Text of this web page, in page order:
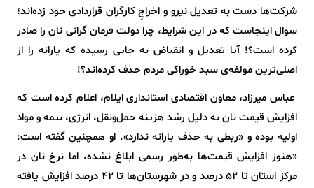
شرکت‌ها دست به تعدیل نیرو و اخراجِ کارگران قراردادی خود زده‌اند؛
سوال اینجاست که در این شرایط، چرا دولت فرمان گرانی نان را صادر
کرده است؟! آیا تعدیل و انقباض به جایی رسیده که یارانه را از
اصلی‌ترین مولفه‌ی سبد خوراکی مردم حذف کرده‌اند؟!
عباس میرزاد، معاون اقتصادی استانداری ایلام، اعلام کرده است که
افزایش قیمت نان به دلیل رشد هزینه حمل‌ونقل، انرژی، بیمه و مواد
اولیه بوده و «ربطی به حذف یارانه ندارد». او همچنین گفته است:
«هنوز افزایش قیمت‌ها به‌طور رسمی ابلاغ نشده، اما نرخ نان در
مرکز استان تا ۵۲ درصد و در شهرستان‌ها تا ۴۲ درصد افزایش یافته